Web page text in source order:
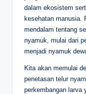
dalam ekosistem
kesehatan manusia.
mendalam tentang
nyamuk, mulai dari
menjadi nyamuk
Kita akan memulai
penetasan telur
perkembangan larva